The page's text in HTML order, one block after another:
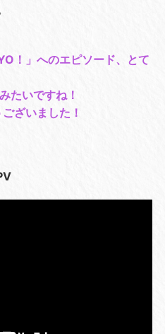
！」へのエピソード、とて
たいですね！
ざいました！